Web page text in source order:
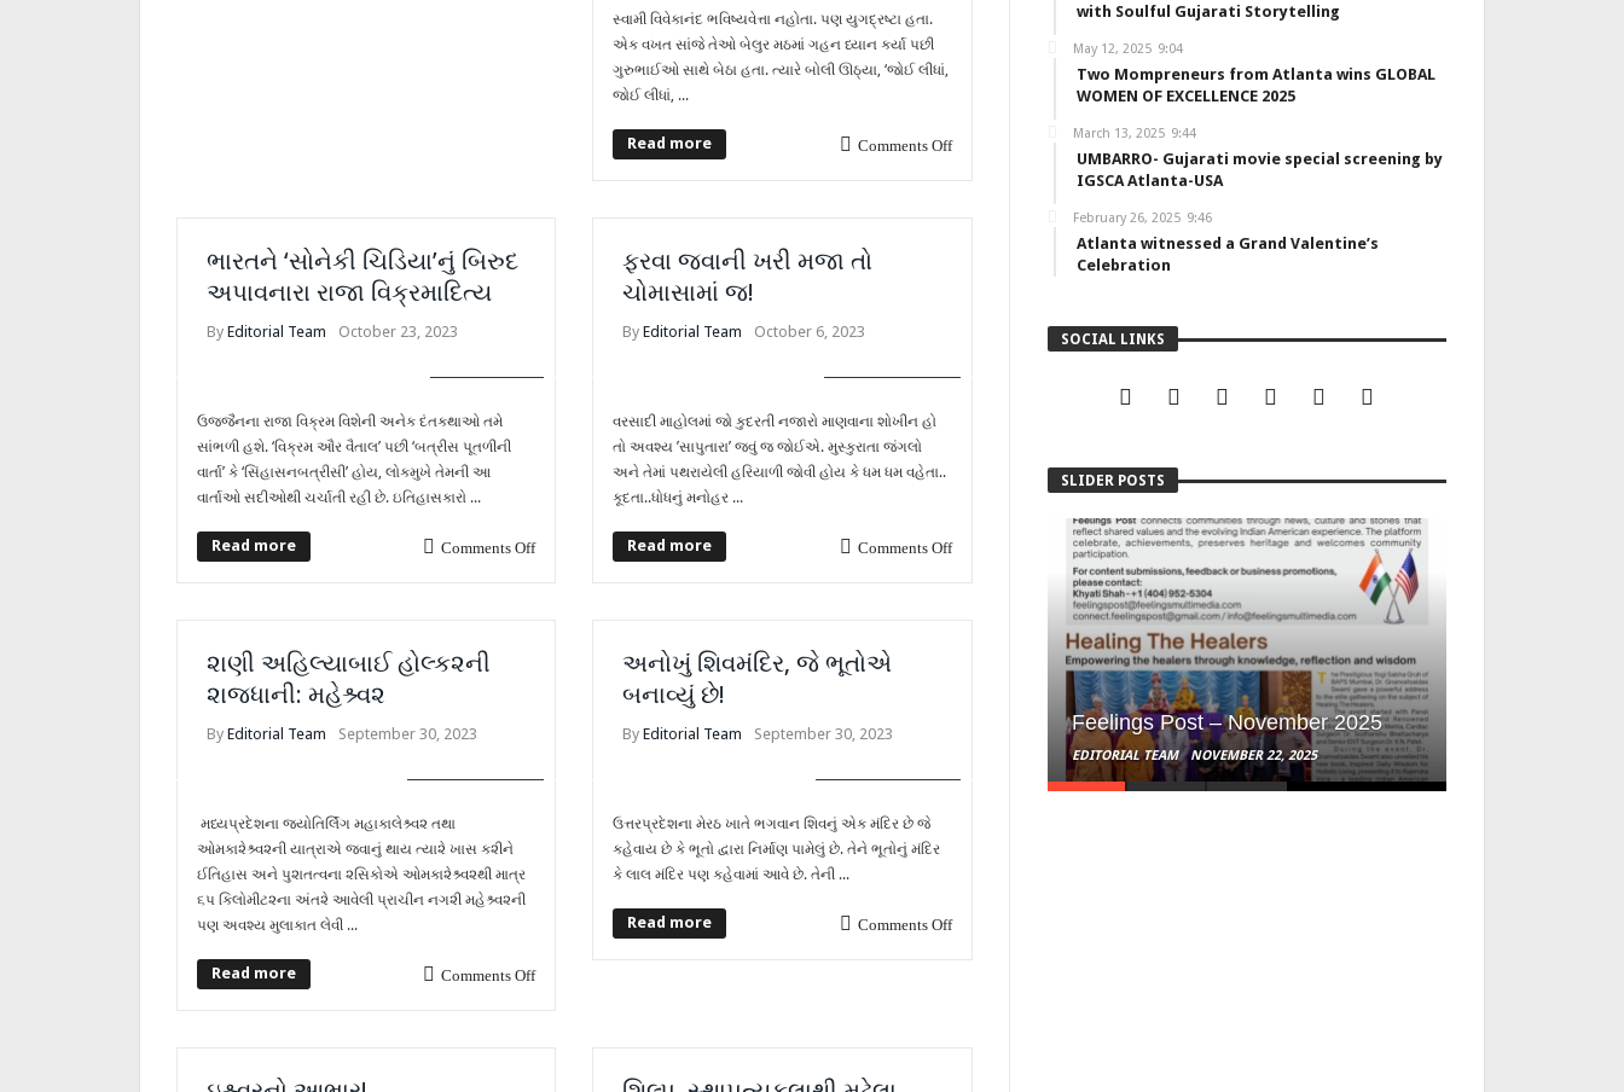
સ્વામી વિવેકાનંદ ભવિષ્યવેત્તા નહોતા. પણ યુગદ્રષ્ટા હતા.
એક વખત સાંજે તેઓ બેલુર મઠમાં ગહન ધ્યાન કર્યા પછી
ગુરુભાઈઓ સાથે બેઠા હતા. ત્યારે બોલી ઊઠ્યા, ‘જોઈ લીધાં,
જોઈ લીધાં, ...
Read more Comments Off
ભારતને ‘સોનેકી ચિડિયા’નું બિરુદ
અપાવનારા રાજા વિક્રમાદિત્ય
By Editorial Team October 23, 2023
ઉજ્જૈનના રાજા વિક્રમ વિશેની અનેક દંતકથાઓ તમે
સાંભળી હશે. ‘વિક્રમ ઔર વૈતાલ’ પછી ‘બત્રીસ પૂતળીની
વાર્તા’ કે ‘સિંહાસનબત્રીસી’ હોય, લોકમુખે તેમની આ
વાર્તાઓ સદીઓથી ચર્ચાતી રહી છે. ઇતિહાસકારો ...
Read more Comments Off
ફરવા જવાની ખરી મજા તો
ચોમાસામાં જ!
ByEditorial Team October 6, 2023
વરસાદી માહોલમાં જો કુદરતી નજારો માણવાના શોખીન હો
તો અવશ્ય ’સાપુતારા’ જવું જ જોઈએ. મુસ્કુરાતા જંગલો
અને તેમાં પથરાયેલી હરિયાળી જોવી હોય કે ધમ ધમ વહેતા..
કૂદતા..ધોધનું મનોહર ...
Read more Comments Off
૨ાણી અહિલ્યાબાઈ હોલ્ક૨ની
૨ાજધાની: મહેશ્ર્વ૨
By Editorial Team September 30, 2023
મધ્યપ્રદેશના જ્યોતિર્લિંગ મહાકાલેશ્ર્વ૨ તથા
ઓમકા૨ેશ્ર્વ૨ની યાત્રાએ જવાનું થાય ત્યા૨ે ખાસ ક૨ીને
ઈતિહાસ અને પુ૨ાતત્વના ૨સિકોએ ઓમકા૨ેશ્ર્વ૨થી માત્ર
૬પ કિલોમીટ૨ના અંત૨ે આવેલી પ્રાચીન નગ૨ી મહેશ્ર્વ૨ની
પણ અવશ્ય મુલાકાત લેવી ...
Read more Comments Off
અનોખું શિવમંદિર, જે ભૂતોએ
બનાવ્યું છે!
ByEditorial Team September 30, 2023
ઉત્તરપ્રદેશના મેરઠ ખાતે ભગવાન શિવનું એક મંદિર છે જે
કહેવાય છે કે ભૂતો દ્વારા નિર્માણ પામેલું છે. તેને ભૂતોનું મંદિર
કે લાલ મંદિર પણ કહેવામાં આવે છે. તેની ...
Read more Comments Off
with Soulful Gujarati Storytelling
May 12, 2025 9:04
Two Mompreneurs from Atlanta wins GLOBAL
WOMEN OF EXCELLENCE 2025
March 13, 2025 9:44
UMBARRO- Gujarati movie special screening by
IGSCA Atlanta-USA
February 26, 2025 9:46
Atlanta witnessed a Grand Valentine’s
Celebration
SOCIAL LINKS
SLIDER POSTS
Feelings Post – November 2025
EDITORIAL TEAM NOVEMBER 22, 2025